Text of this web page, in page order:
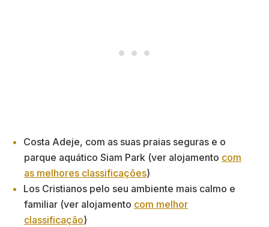
Costa Adeje, com as suas praias seguras e o
parque aquático Siam Park (ver alojamento com
as melhores classificações)
Los Cristianos pelo seu ambiente mais calmo e
familiar (ver alojamento com melhor
classificação)